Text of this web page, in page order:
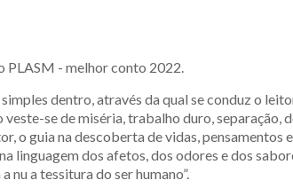
PLASM - melhor conto 2022.
dentro, através da qual se conduz o
se de miséria, trabalho duro, separação,
guia na descoberta de vidas, pensamentos
linguagem dos afetos, dos odores e dos
nu a tessitura do ser humano”.